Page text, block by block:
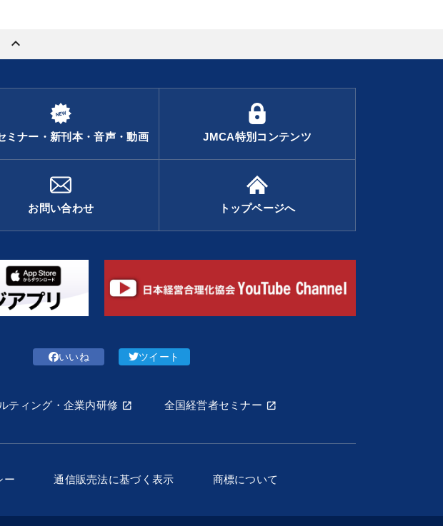
keyboard_arrow_up
ミナー・新刊本・音声・動画 JMCA特別コンテンツ
お問い合わせ トップページへ
いいね ツイート
ティング・企業内研修 全国経営者セミナー
ー 通信販売法に基づく表示 商標について